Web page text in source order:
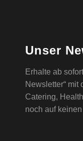
Unser
Erhalte ab
Newsletter“ mit
Catering,
noch auf